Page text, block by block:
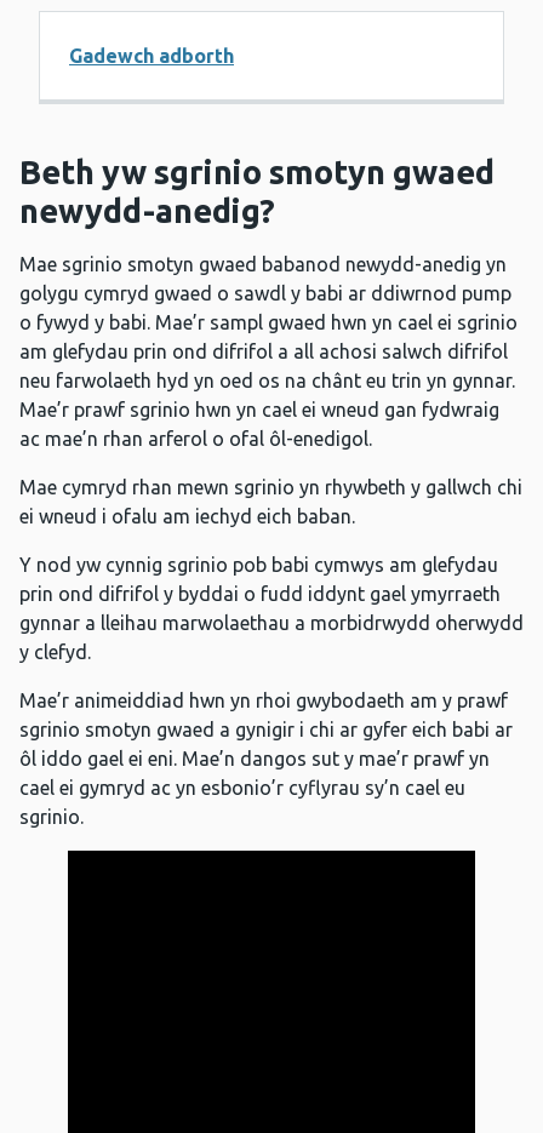
Gadewch adborth
Beth yw sgrinio smotyn gwaed
newydd-anedig?
Mae sgrinio smotyn gwaed babanod newydd-anedig yn
golygu cymryd gwaed o sawdl y babi ar ddiwrnod pump
o fywyd y babi. Mae’r sampl gwaed hwn yn cael ei sgrinio
am glefydau prin ond difrifol a all achosi salwch difrifol
neu farwolaeth hyd yn oed os na chânt eu trin yn gynnar.
Mae’r prawf sgrinio hwn yn cael ei wneud gan fydwraig
ac mae’n rhan arferol o ofal ôl-enedigol.
Mae cymryd rhan mewn sgrinio yn rhywbeth y gallwch chi
ei wneud i ofalu am iechyd eich baban.
Y nod yw cynnig sgrinio pob babi cymwys am glefydau
prin ond difrifol y byddai o fudd iddynt gael ymyrraeth
gynnar a lleihau marwolaethau a morbidrwydd oherwydd
y clefyd.
Mae’r animeiddiad hwn yn rhoi gwybodaeth am y prawf
sgrinio smotyn gwaed a gynigir i chi ar gyfer eich babi ar
ôl iddo gael ei eni. Mae’n dangos sut y mae’r prawf yn
cael ei gymryd ac yn esbonio’r cyflyrau sy’n cael eu
sgrinio.